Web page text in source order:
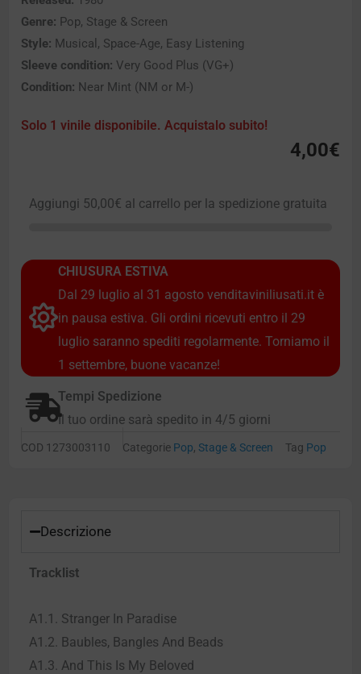
Genre: Pop, Stage & Screen
Style: Musical, Space-Age, Easy Listening
Sleeve condition: Very Good Plus (VG+)
Condition: Near Mint (NM or M-)
Solo 1 vinile disponibile. Acquistalo subito!
4,00€
Aggiungi 50,00€ al carrello per la spedizione gratuita
CHIUSURA ESTIVA
Dal 29 luglio al 31 agosto venditaviniliusati.it è
in pausa estiva. Gli ordini ricevuti entro il 29
luglio saranno spediti regolarmente. Torniamo il
1 settembre, buone vacanze!
Tempi Spedizione
Il tuo ordine sarà spedito in 4/5 giorni
COD 1273003110 Categorie Pop, Stage & Screen Tag Pop
Descrizione
Tracklist
A1.1. Stranger In Paradise
A1.2. Baubles, Bangles And Beads
A1.3. And This Is My Beloved